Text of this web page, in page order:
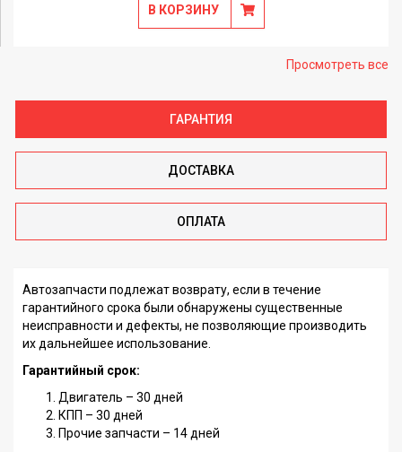
В КОРЗИНУ
Просмотреть все
ГАРАНТИЯ
ДОСТАВКА
ОПЛАТА
Автозапчасти подлежат возврату, если в течение
гарантийного срока были обнаружены существенные
неисправности и дефекты, не позволяющие производить
их дальнейшее использование.
Гарантийный срок:
Двигатель – 30 дней
КПП – 30 дней
Прочие запчасти – 14 дней